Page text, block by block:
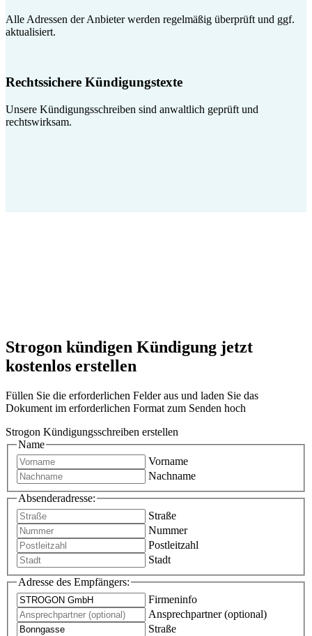
Alle Adressen der Anbieter werden regelmäßig überprüft und ggf.
aktualisiert.
Rechtssichere Kündigungstexte
Unsere Kündigungsschreiben sind anwaltlich geprüft und
rechtswirksam.
Strogon kündigen Kündigung jetzt
kostenlos erstellen
Füllen Sie die erforderlichen Felder aus und laden Sie das
Dokument im erforderlichen Format zum Senden hoch
Strogon Kündigungsschreiben erstellen
Name
Vorname
Nachname
Absenderadresse:
Straße
Nummer
Postleitzahl
Stadt
Adresse des Empfängers:
Firmeninfo
Ansprechpartner (optional)
Straße